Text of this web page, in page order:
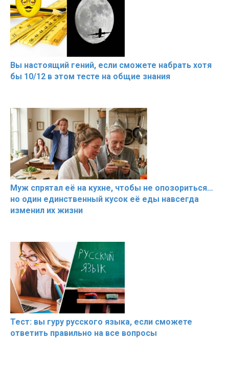
Вы настоящий гений, если сможете набрать хотя
бы 10/12 в этом тесте на общие знания
Муж спрятал её на кухне, чтобы не опозориться…
но один единственный кусок её еды навсегда
изменил их жизни
Тест: вы гуру русского языка, если сможете
ответить правильно на все вопросы